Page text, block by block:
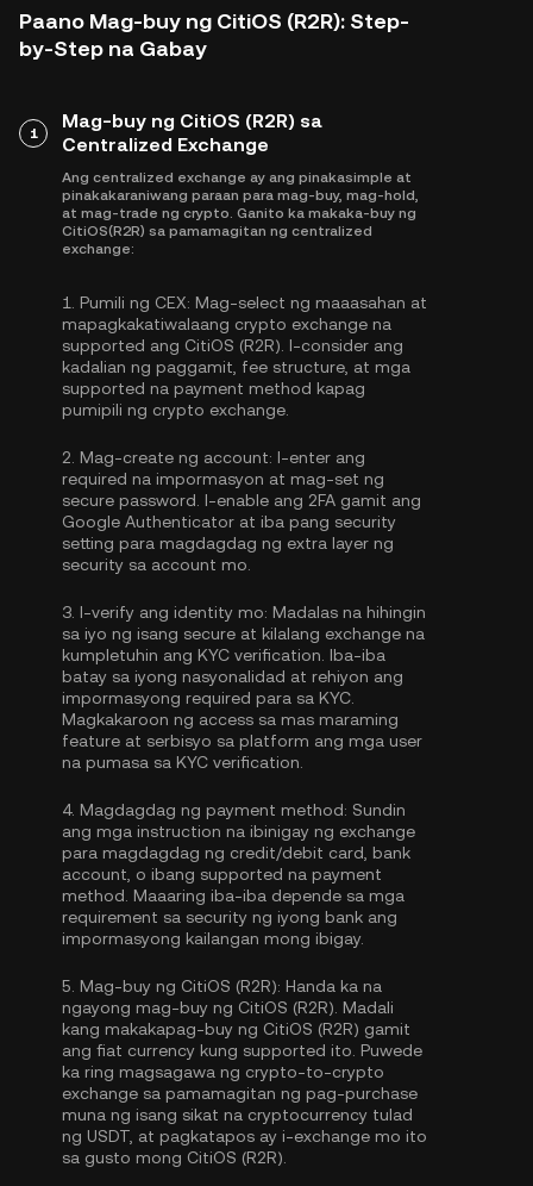
Paano Mag-buy ng CitiOS (R2R): Step-
by-Step na Gabay
1
Mag-buy ng CitiOS (R2R) sa
Centralized Exchange
Ang centralized exchange ay ang pinakasimple at
pinakakaraniwang paraan para mag-buy, mag-hold,
at mag-trade ng crypto. Ganito ka makaka-buy ng
CitiOS(R2R) sa pamamagitan ng centralized
exchange:
1. Pumili ng CEX: Mag-select ng maaasahan at
mapagkakatiwalaang crypto exchange na
supported ang CitiOS (R2R). I-consider ang
kadalian ng paggamit, fee structure, at mga
supported na payment method kapag
pumipili ng crypto exchange.
2. Mag-create ng account: I-enter ang
required na impormasyon at mag-set ng
secure password. I-enable ang 2FA gamit ang
Google Authenticator at iba pang security
setting para magdagdag ng extra layer ng
security sa account mo.
3. I-verify ang identity mo: Madalas na hihingin
sa iyo ng isang secure at kilalang exchange na
kumpletuhin ang KYC verification . Iba-iba
batay sa iyong nasyonalidad at rehiyon ang
impormasyong required para sa KYC.
Magkakaroon ng access sa mas maraming
feature at serbisyo sa platform ang mga user
na pumasa sa KYC verification.
4. Magdagdag ng payment method: Sundin
ang mga instruction na ibinigay ng exchange
para magdagdag ng credit/debit card, bank
account, o ibang supported na payment
method. Maaaring iba-iba depende sa mga
requirement sa security ng iyong bank ang
impormasyong kailangan mong ibigay.
5. Mag-buy ng CitiOS (R2R): Handa ka na
ngayong mag-buy ng CitiOS (R2R). Madali
kang makakapag-buy ng CitiOS (R2R) gamit
ang fiat currency kung supported ito. Puwede
ka ring magsagawa ng crypto-to-crypto
exchange sa pamamagitan ng pag-purchase
muna ng isang sikat na cryptocurrency tulad
ng USDT , at pagkatapos ay i-exchange mo ito
sa gusto mong CitiOS (R2R).